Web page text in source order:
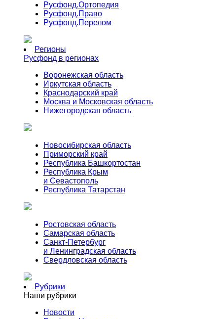
Русфонд.Ортопедия
Русфонд.Право
Русфонд.Перелом
Регионы
Русфонд в регионах
Воронежская область
Иркутская область
Краснодарский край
Москва и Московская область
Нижегородская область
Новосибирская область
Приморский край
Республика Башкортостан
Республика Крым
и Севастополь
Республика Татарстан
Ростовская область
Самарская область
Санкт-Петербург
и Ленинградская область
Свердловская область
Рубрики
Наши рубрики
Новости